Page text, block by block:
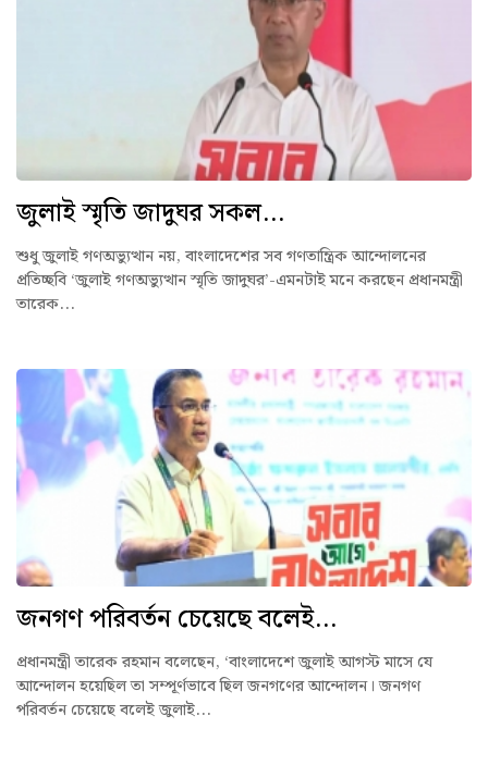
জুলাই স্মৃতি জাদুঘর সকল...
শুধু জুলাই গণঅভ্যুত্থান নয়, বাংলাদেশের সব গণতান্ত্রিক আন্দোলনের
প্রতিচ্ছবি ‘জুলাই গণঅভ্যুত্থান স্মৃতি জাদুঘর’-এমনটাই মনে করছেন প্রধানমন্ত্রী
তারেক...
জনগণ পরিবর্তন চেয়েছে বলেই...
প্রধানমন্ত্রী তারেক রহমান বলেছেন, ‘বাংলাদেশে জুলাই আগস্ট মাসে যে
আন্দোলন হয়েছিল তা সম্পূর্ণভাবে ছিল জনগণের আন্দোলন। জনগণ
পরিবর্তন চেয়েছে বলেই জুলাই...